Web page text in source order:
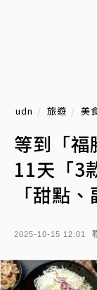
udn 旅遊 美
等到「福
11天「3
「甜點
2025-10-15 12:01